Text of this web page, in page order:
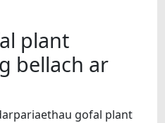
plant
bellach ar
gofal plant